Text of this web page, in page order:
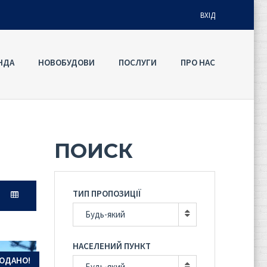
ВХІД
Ім'я користувача
пароль? УВІЙТИ
Запам'ятати мене
НОВОБУДОВИ ПОСЛУГИ ПРО НАС
ПОИСК
ТИП ПРОПОЗИЦІЇ
Будь-який
НАСЕЛЕНИЙ ПУНКТ